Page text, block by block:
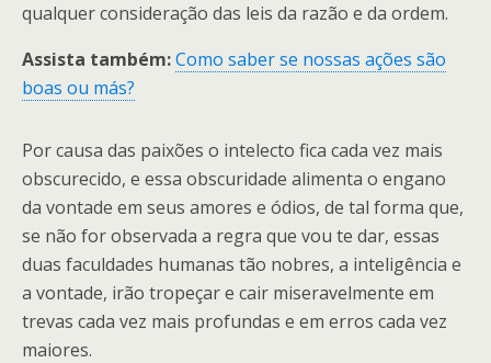
qualquer consideração das leis da razão e da ordem.
Assista também:Como saber se nossas ações são
boas ou más?
Por causa das paixões o intelecto fica cada vez mais
obscurecido, e essa obscuridade alimenta o engano
da vontade em seus amores e ódios, de tal forma que,
se não for observada a regra que vou te dar, essas
duas faculdades humanas tão nobres, a inteligência e
a vontade, irão tropeçar e cair miseravelmente em
trevas cada vez mais profundas e em erros cada vez
maiores.